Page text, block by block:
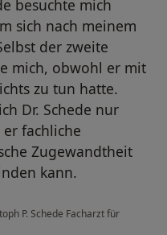
besuchte mich
sich nach meinem
der zweite
mich, obwohl er mit
zu tun hatte.
Dr. Schede nur
fachliche
Zugewandtheit
kann.
P. Schede Facharzt für